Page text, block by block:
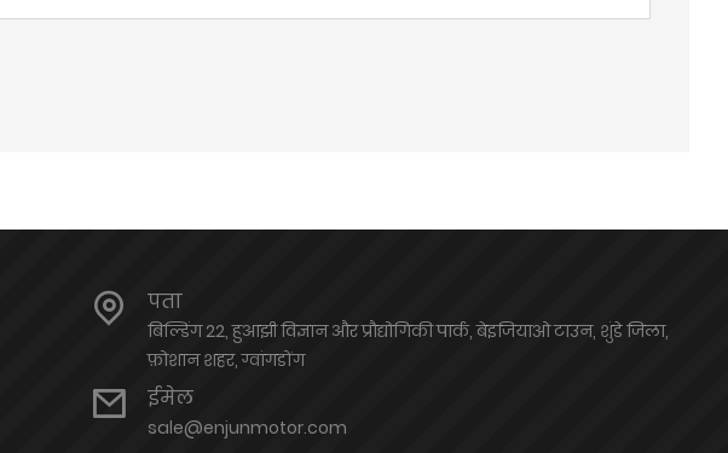
पता
बिल्डिंग 22, हुआझी विज्ञान और प्रौद्योगिकी पार्क, बेइजियाओ टाउन, शुंडे जिला,
फ़ोशान शहर, ग्वांगडोंग
ईमेल
sale@enjunmotor.com